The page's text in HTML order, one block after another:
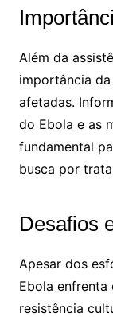
Além da
importância
afetadas.
do Ebola e as
fundamental
busca por
Desafios
Apesar dos
Ebola enfrenta
resistência